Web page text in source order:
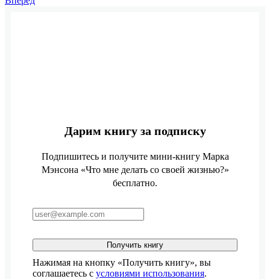
Дарим книгу за подписку
Подпишитесь и получите мини-книгу Марка
Мэнсона «Что мне делать со своей жизнью?»
бесплатно.
Получить книгу
Нажимая на кнопку «Получить книгу», вы
соглашаетесь с условиями использования.